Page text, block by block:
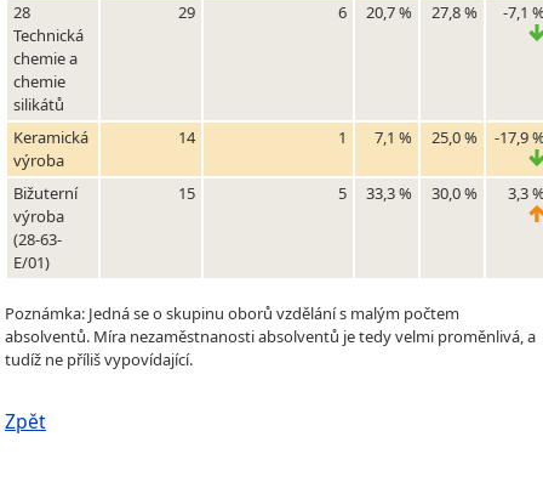
28
Technická
chemie a
chemie
silikátů
29 6 20,7 % 27,8 % -7,1
Keramická
výroba
14 1 7,1 % 25,0 % -17,9
Bižuterní
výroba
(28-63-
E/01)
15 5 33,3 % 30,0 % 3,3
Poznámka: Jedná se o skupinu oborů vzdělání s malým počtem
absolventů. Míra nezaměstnanosti absolventů je tedy velmi proměnlivá, a
tudíž ne příliš vypovídající.
Zpět